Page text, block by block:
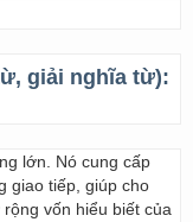
giải nghĩa từ):
lớn. Nó cung cấp
giao tiếp, giúp cho
vốn hiểu biết của